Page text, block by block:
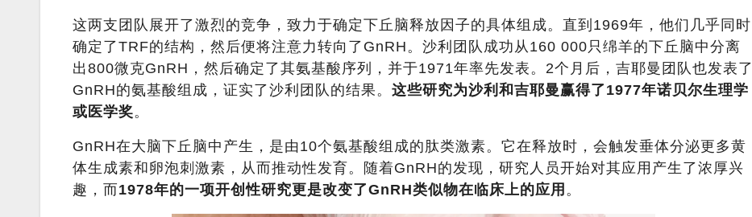
这两支团队展开了激烈的竞争，致力于确定下丘脑释放因子的具体组成。直到1969年，他们几乎同时
确定了TRF的结构，然后便将注意力转向了GnRH。沙利团队成功从160 000只绵羊的下丘脑中分离
出800微克GnRH，然后确定了其氨基酸序列，并于1971年率先发表。2个月后，吉耶曼团队也发表了
GnRH的氨基酸组成，证实了沙利团队的结果。 这些研究为沙利和吉耶曼赢得了1977年诺贝尔生理学
或医学奖。
GnRH在大脑下丘脑中产生，是由10个氨基酸组成的肽类激素。它在释放时，会触发垂体分泌更多黄
体生成素和卵泡刺激素，从而推动性发育。随着GnRH的发现，研究人员开始对其应用产生了浓厚兴
趣，而1978年的一项开创性研究更是改变了GnRH类似物在临床上的应用 。